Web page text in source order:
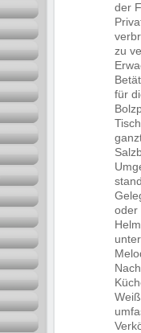
der
zu
für
oder